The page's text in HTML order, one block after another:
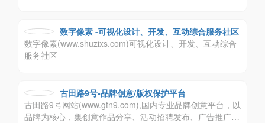
用，让工作更轻松，让生活更有趣！
数字像素 -可视化设计、开发、互动综合服务社区
数字像素(www.shuzixs.com)可视化设计、开发、互动综合
服务社区
古田路9号-品牌创意/版权保护平台
古田路9号网站(www.gtn9.com),国内专业品牌创意平台，以
品牌为核心，集创意作品分享、活动招聘发布、广告推广、